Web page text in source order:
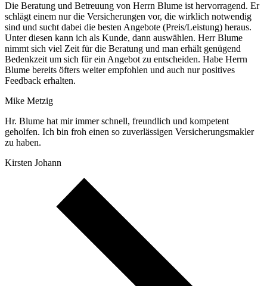
Die Beratung und Betreuung von Herrn Blume ist hervorragend. Er
schlägt einem nur die Versicherungen vor, die wirklich notwendig
sind und sucht dabei die besten Angebote (Preis/Leistung) heraus.
Unter diesen kann ich als Kunde, dann auswählen. Herr Blume
nimmt sich viel Zeit für die Beratung und man erhält genügend
Bedenkzeit um sich für ein Angebot zu entscheiden. Habe Herrn
Blume bereits öfters weiter empfohlen und auch nur positives
Feedback erhalten.
Mike Metzig
Hr. Blume hat mir immer schnell, freundlich und kompetent
geholfen. Ich bin froh einen so zuverlässigen Versicherungsmakler
zu haben.
Kirsten Johann